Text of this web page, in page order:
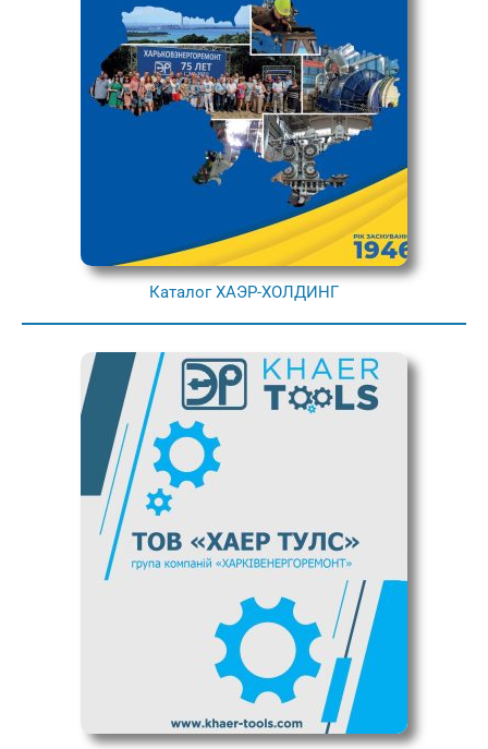
Каталог ХАЭР-ХОЛДИНГ